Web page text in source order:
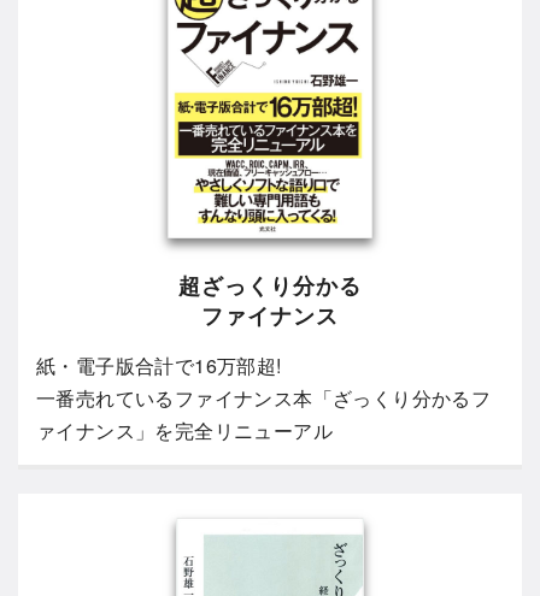
超ざっくり分かる
ファイナンス
紙・電子版合計で16万部超!
一番売れているファイナンス本「ざっくり分かるフ
ァイナンス」を完全リニューアル